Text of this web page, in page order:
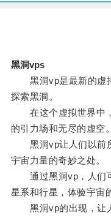
黑洞vps
黑洞vp是最新的虚拟
探索黑洞。
在这个虚拟世界中，
的引力场和无尽的虚空。
黑洞vp让人们以前所
宇宙力量的奇妙之处。
通过黑洞vp，人们可
星系和行星，体验宇宙
黑洞vp的出现，让人